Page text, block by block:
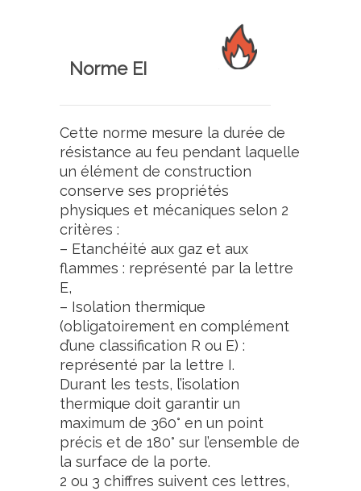
Norme EI
Cette norme mesure la durée de
résistance au feu pendant laquelle
un élément de construction
conserve ses propriétés
physiques et mécaniques selon 2
critères :
– Etanchéité aux gaz et aux
flammes : représenté par la lettre
E,
– Isolation thermique
(obligatoirement en complément
d’une classification R ou E) :
représenté par la lettre I.
Durant les tests, l’isolation
thermique doit garantir un
maximum de 360° en un point
précis et de 180° sur l’ensemble de
la surface de la porte.
2 ou 3 chiffres suivent ces lettres,